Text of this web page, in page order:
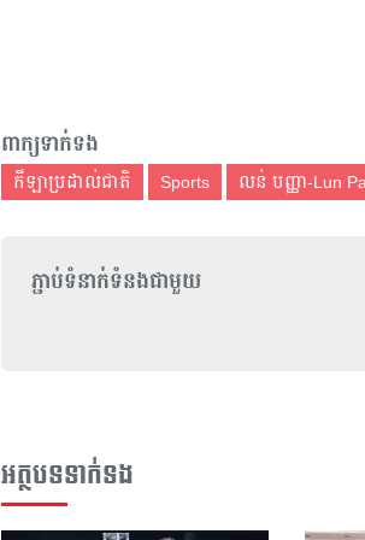
ពាក្យទាក់ទង
កីឡាប្រដាល់ជាតិ Sports លន់ បញ្ញា-Lun
ភ្ជាប់ទំនាក់ទំនងជាមួយ
អត្ថបទទាក់ទង